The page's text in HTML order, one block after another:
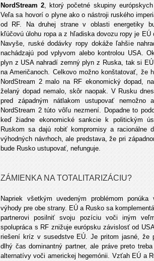
NordStream 2, ktorý početné skupiny
Veľa sa hovorí o plyne ako o nástroji ruského
od RF. Na druhej strane v oblasti energetiky
kľúčovú úlohu ropa a z hľadiska dovozu ropy je EÚ
Navyše, ruské dodávky ropy dokáže ľahšie
nachádzajú pod vplyvom alebo kontrolou USA.
plyn z USA nahradí zemný plyn z Ruska, tak si
na Američanoch. Celkovo možno konštatovať, že
NordStream 2 malo na RF ekonomický dopad,
želaný dopad nemalo, skôr naopak. V Rusku
pred západným nátlakom ustupovať nemožno
NordStream 2 túto vôľu nezmení. Dopadne to
keď žiadne ekonomické sankcie k politickým
Ruskom sa dajú robiť kompromisy a racionálne
výhodných návrhoch, ale predstava, že pri
bude Rusko ustupovať, nefunguje.
ZÁMIENKA NA TOTALITARIZÁCIU?
Napriek všetkým uvedeným problémom
výhody pre obe strany. EÚ a Rusko sa
partnerovi posilniť svoju pozíciu voči iným
spolupráca s RF znižuje európsku závislosť od
riešení kríz v susedstve EÚ. Je pritom jasné, že
dlhý čas dominantný partner, ale práve preto
alternatívy voči americkej hegemónii. Vzťah EÚ a